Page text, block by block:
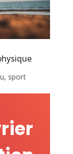
, sport